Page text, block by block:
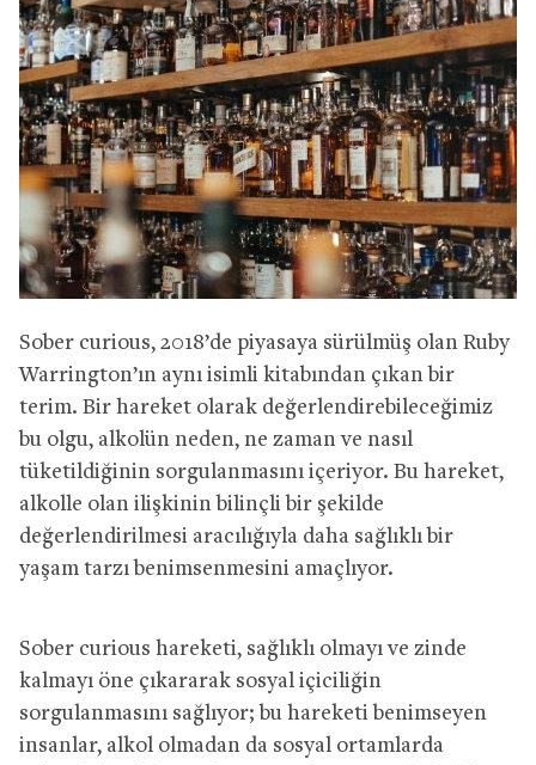
Sober curious, 2018’de piyasaya sürülmüş olan Ruby
Warrington’ın aynı isimli kitabından çıkan bir
terim. Bir hareket olarak değerlendirebileceğimiz
bu olgu, alkolün neden, ne zaman ve nasıl
tüketildiğinin sorgulanmasını içeriyor. Bu hareket,
alkolle olan ilişkinin bilinçli bir şekilde
değerlendirilmesi aracılığıyla daha sağlıklı bir
yaşam tarzı benimsenmesini amaçlıyor.
Sober curious hareketi, sağlıklı olmayı ve zinde
kalmayı öne çıkararak sosyal içiciliğin
sorgulanmasını sağlıyor; bu hareketi benimseyen
insanlar, alkol olmadan da sosyal ortamlarda